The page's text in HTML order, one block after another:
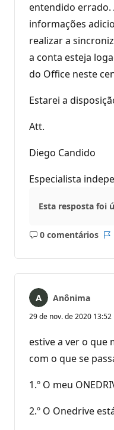
entendido errado.
informações
realizar a
a conta esteja
do Office neste
Estarei a
Att.
Diego Candido
Especialista
Esta resposta foi
0 comentários
Sem
Anônima
29 de nov. de 2020 13:52
estive a ver o que
com o que se
1.º O meu
2.º O Onedrive